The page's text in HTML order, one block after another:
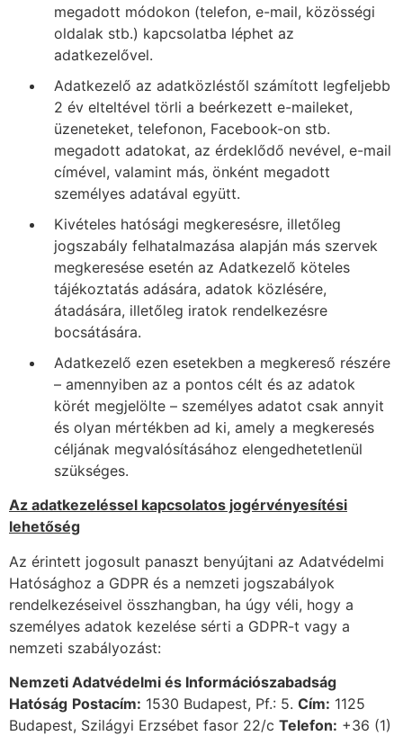
megadott módokon (telefon, e-mail, közösségi
oldalak stb.) kapcsolatba léphet az
adatkezelővel.
Adatkezelő az adatközléstől számított legfeljebb
2 év elteltével törli a beérkezett e-maileket,
üzeneteket, telefonon, Facebook-on stb.
megadott adatokat, az érdeklődő nevével, e-mail
címével, valamint más, önként megadott
személyes adatával együtt.
Kivételes hatósági megkeresésre, illetőleg
jogszabály felhatalmazása alapján más szervek
megkeresése esetén az Adatkezelő köteles
tájékoztatás adására, adatok közlésére,
átadására, illetőleg iratok rendelkezésre
bocsátására.
Adatkezelő ezen esetekben a megkereső részére
– amennyiben az a pontos célt és az adatok
körét megjelölte – személyes adatot csak annyit
és olyan mértékben ad ki, amely a megkeresés
céljának megvalósításához elengedhetetlenül
szükséges.
Az adatkezeléssel kapcsolatos jogérvényesítési
lehetőség
Az érintett jogosult panaszt benyújtani az Adatvédelmi
Hatósághoz a GDPR és a nemzeti jogszabályok
rendelkezéseivel összhangban, ha úgy véli, hogy a
személyes adatok kezelése sérti a GDPR-t vagy a
nemzeti szabályozást:
Nemzeti Adatvédelmi és Információszabadság
Hatóság Postacím: 1530 Budapest, Pf.: 5. Cím: 1125
Budapest, Szilágyi Erzsébet fasor 22/c Telefon: +36 (1)